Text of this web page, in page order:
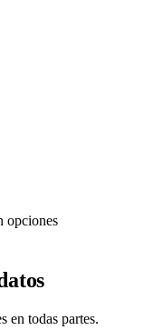
opciones
en todas partes.